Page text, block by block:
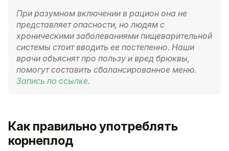
При разумном включении в рацион она не
представляет опасности, но людям с
хроническими заболеваниями пищеварительной
системы стоит вводить ее постепенно. Наши
врачи объяснят про пользу и вред брюквы,
помогут составить сбалансированное меню.
Запись по ссылке.
Как правильно употреблять
корнеплод